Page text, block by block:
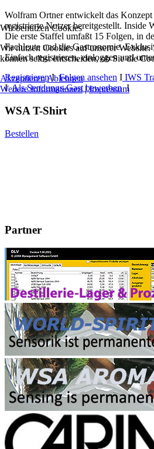
Wolfram Ortner entwickelt das
registrierte Nutzer bereitgestellt. Inside
Die erste Staffel umfaßt 15 Folgen, in
Fachleute und die Gastronomie.
Einfach registrieren, einloggen und
RegistrierenIFolgen ansehen I IWS
IAls Sendungs-Gast bewerbenI
WSA T-Shirt
Bestellen
Partner
Wir benutzen Cookies
Wir nutzen Cookies auf unserer
können selbst entscheiden, ob Sie die
AkzeptierenAblehnen
Weitere Informationen|Impressum